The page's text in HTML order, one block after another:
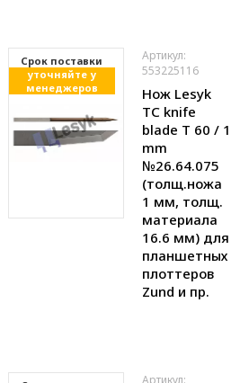
Cрок поставки
уточняйте у
менеджеров
Артикул:
553225116
Нож Lesyk
TC knife
blade T 60 / 1
mm
№26.64.075
(толщ.ножа
1 мм, толщ.
материала
16.6 мм) для
планшетных
плоттеров
Zund и пр.
Артикул: